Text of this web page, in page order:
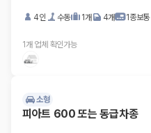
4인 수동 1개 4개 1종보통
1개 업체 확인가능
소형
피아트 600 또는 동급차종